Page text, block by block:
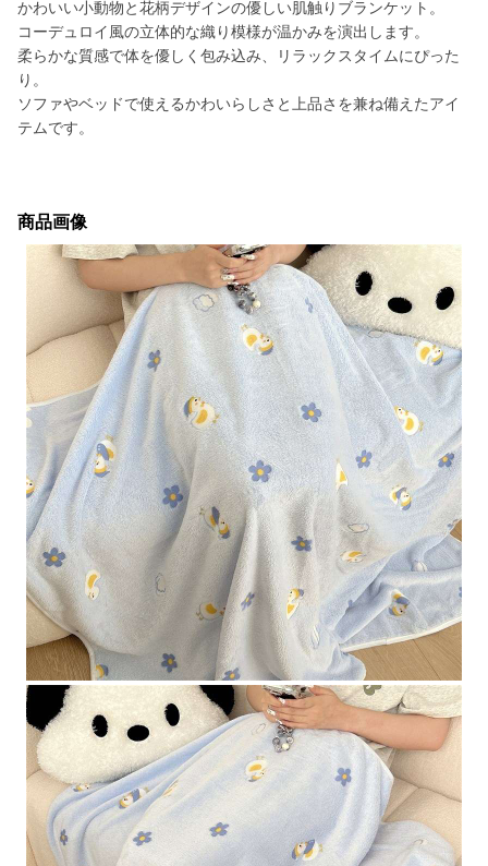
かわいい小動物と花柄デザインの優しい肌触りブランケット。
コーデュロイ風の立体的な織り模様が温かみを演出します。
柔らかな質感で体を優しく包み込み、リラックスタイムにぴった
り。
ソファやベッドで使えるかわいらしさと上品さを兼ね備えたアイ
テムです。
商品画像